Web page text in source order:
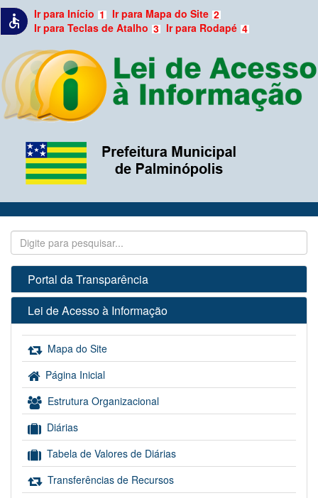
accessible Ir para Início 1 Ir para Mapa do Site 2
Ir para Teclas de Atalho 3 Ir para Rodapé 4
Portal da Transparência
Lei de Acesso à Informação
Mapa do Site
Página Inicial
Estrutura Organizacional
Diárias
Tabela de Valores de Diárias
Transferências de Recursos